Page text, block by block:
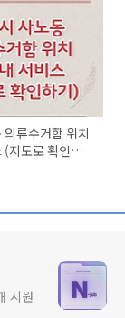
류수거함 위치
(지도로 확인하
시원